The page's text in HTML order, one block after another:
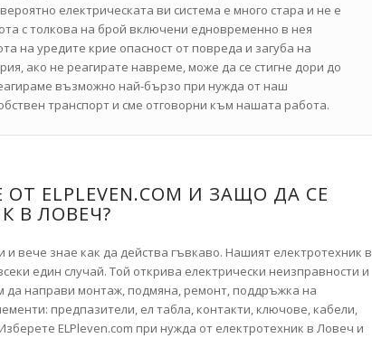
електрическата ви система е много стара и не е
с толкова на брой включени едновременно в нея
на уредите крие опасност от повреда и загуба на
ако не реагирате навреме, може да се стигне дори до
възможно най-бързо при нужда от наш
транспорт и сме отговорни към нашата работа.
ELPLEVEN.COM И ЗАЩО ДА СЕ
В ЛОВЕЧ?
вече знае как да действа гъвкаво. Нашият електротехник в
един случай. Той открива електрически неизправности и
да направи монтаж, подмяна, ремонт, поддръжка на
предпазители, ел табла, контакти, ключове, кабели,
ELPleven.com при нужда от електротехник в Ловеч и